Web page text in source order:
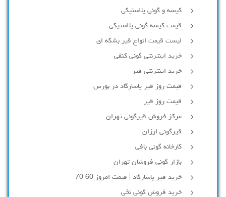
کیسه و گونی پلاستیکی
قیمت کیسه گونی پلاستیکی
لیست قیمت انواع قیر بشکه ای
خرید اینترنتی گونی کنفی
خرید اینترنتی قیر
قیمت روز قیر پاسارگاد در بورس
قیمت روز قیر
مرکز فروش قیرگونی تهران
قیرگونی ارزان
کارخانه گونی بافی
بازار گونی فروشان تهران
خرید قیر پاسارگاد | قیمت امروز 60 70
خرید فروش گونی نخی